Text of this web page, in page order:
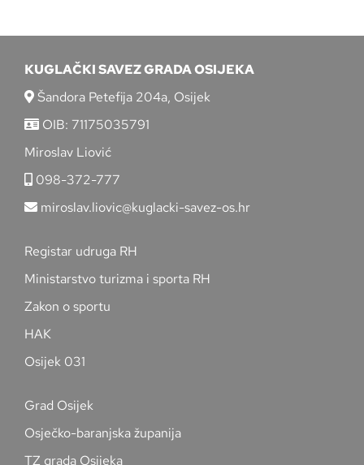
KUGLAČKI SAVEZ GRADA OSIJEKA
Šandora Petefija 204a, Osijek
OIB: 71175035791
Miroslav Liović
098-372-777
miroslav.liovic@kuglacki-savez-os.hr
Registar udruga RH
Ministarstvo turizma i sporta RH
Zakon o sportu
HAK
Osijek 031
Grad Osijek
Osječko-baranjska županija
TZ grada Osijeka